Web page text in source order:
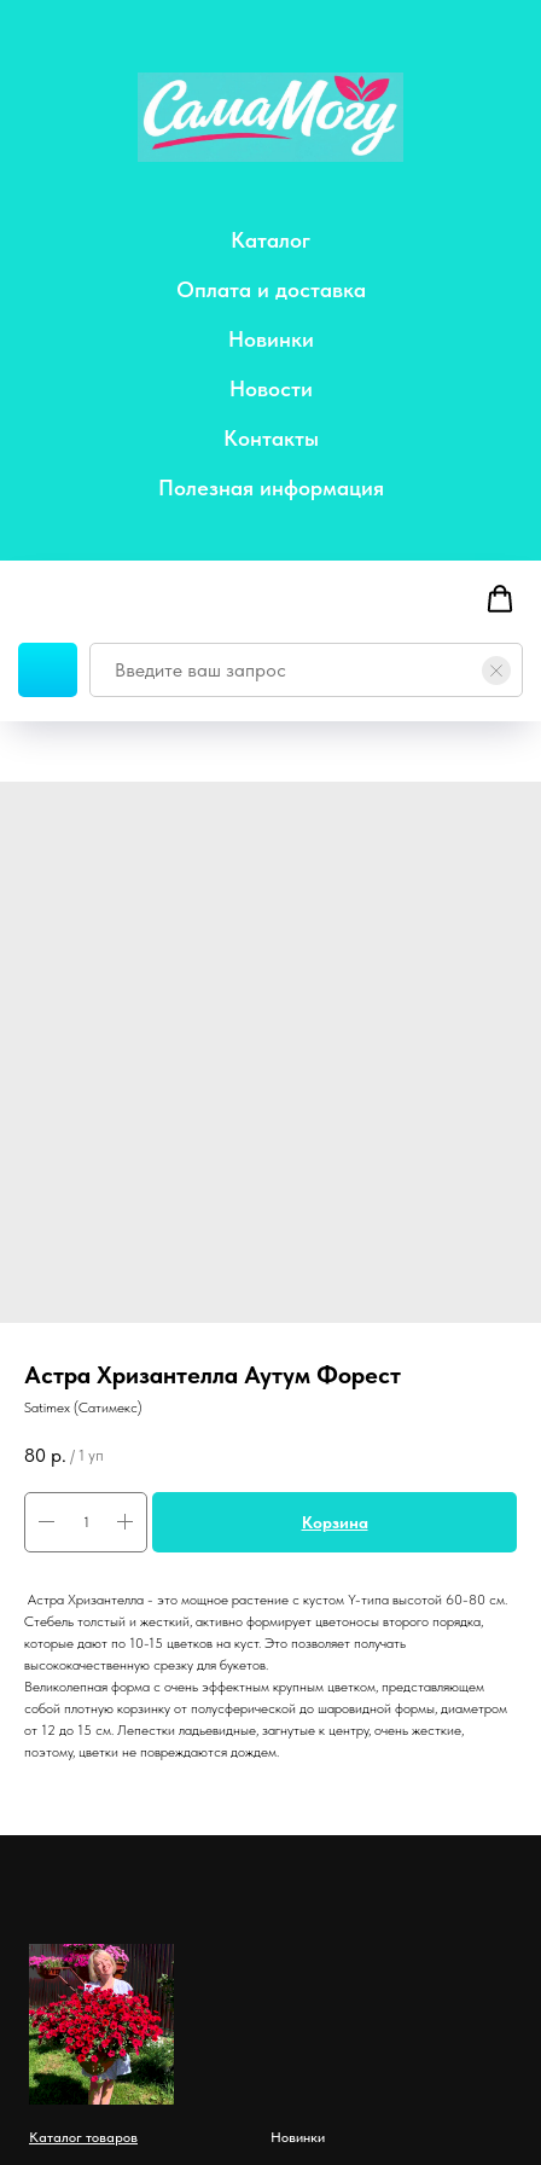
Каталог
Оплата и доставка
Новинки
Новости
Контакты
Полезная информация
Астра Хризантелла Аутум Форест
Satimex (Сатимекс)
80 р. / 1 уп
Корзина
Астра Хризантелла - это мощное растение с кустом Y-типа высотой 60-80 см.
Стебель толстый и жесткий, активно формирует цветоносы второго порядка,
которые дают по 10-15 цветков на куст. Это позволяет получать
высококачественную срезку для букетов.
Великолепная форма с очень эффектным крупным цветком, представляющем
собой плотную корзинку от полусферической до шаровидной формы, диаметром
от 12 до 15 см. Лепестки ладьевидные, загнутые к центру, очень жесткие,
поэтому, цветки не повреждаются дождем.
Каталог товаров Новинки